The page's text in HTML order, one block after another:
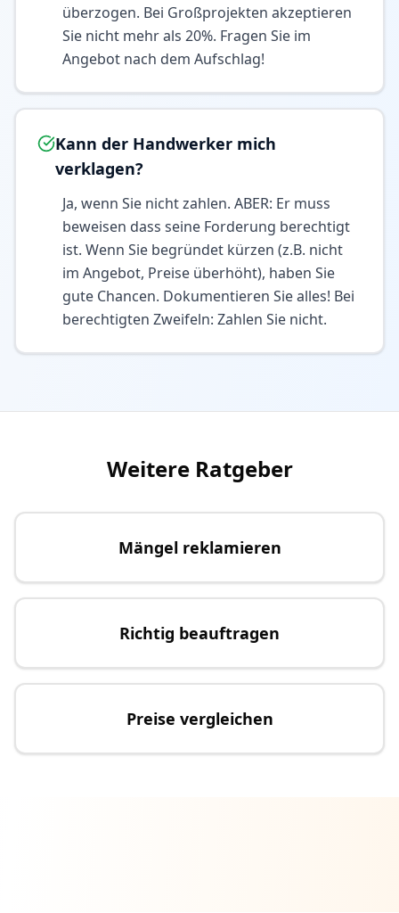
überzogen. Bei Großprojekten akzeptieren
Sie nicht mehr als 20%. Fragen Sie im
Angebot nach dem Aufschlag!
Kann der Handwerker mich
verklagen?
Ja, wenn Sie nicht zahlen. ABER: Er muss
beweisen dass seine Forderung berechtigt
ist. Wenn Sie begründet kürzen (z.B. nicht
im Angebot, Preise überhöht), haben Sie
gute Chancen. Dokumentieren Sie alles! Bei
berechtigten Zweifeln: Zahlen Sie nicht.
Weitere Ratgeber
Mängel reklamieren
Richtig beauftragen
Preise vergleichen